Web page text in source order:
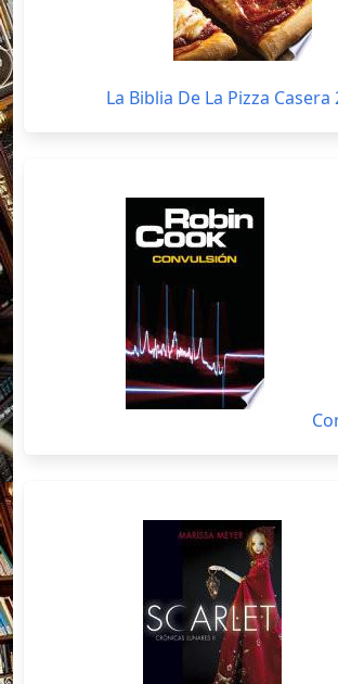
La Biblia De La Pizza Casera